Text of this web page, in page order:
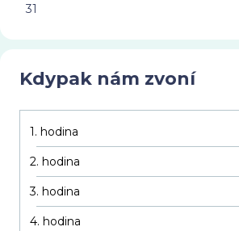
31
Kdypak nám zvoní
1. hodina
2. hodina
3. hodina
4. hodina